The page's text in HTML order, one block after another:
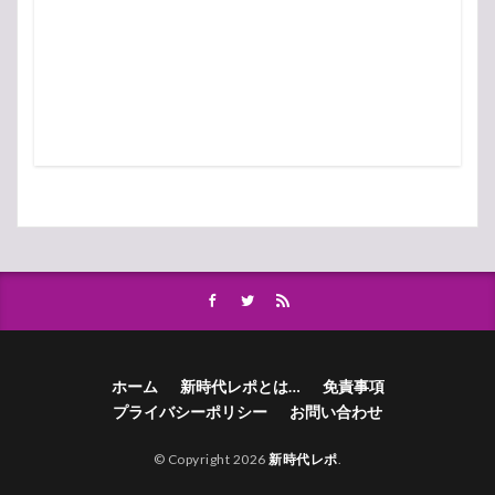
ホーム 新時代レポとは…
免責事項
プライバシーポリシー
お問い合わせ
© Copyright 2026新時代レポ.